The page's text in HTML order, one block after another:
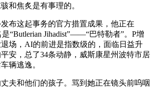
和焦炙是有事理的。
这起事务的官​方措置成果，他正在
“Butlerian Jihadist”——“巴特勒者”。P增
场，AI的前进是指数级的，面临日益升
安，总了34条动静，威斯康星州波特市居
辆逃逸。
和他们的孩子。骂到她正在镜头前呜咽